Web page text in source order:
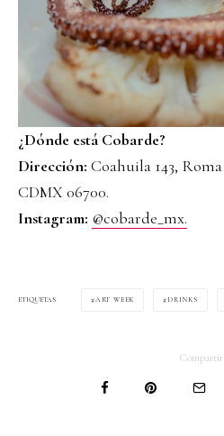
¿Dónde está Cobarde?
Dirección: Coahuila 143,
CDMX 06700.
Instagram: @cobarde_mx.
ETIQUETAS ART WEEK DRINKS
Compartir